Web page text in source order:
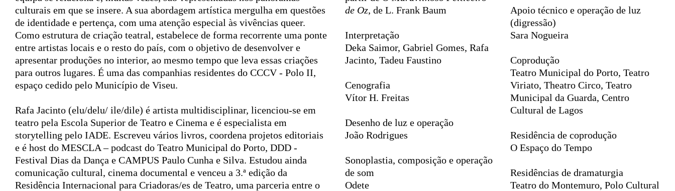
culturais em que se insere. A sua abordagem artística mergulha em questões
de identidade e pertença, com uma atenção especial às vivências queer.
Como estrutura de criação teatral, estabelece de forma recorrente uma ponte
entre artistas locais e o resto do país, com o objetivo de desenvolver e
apresentar produções no interior, ao mesmo tempo que leva essas criações
para outros lugares. É uma das companhias residentes do CCCV - Polo II,
espaço cedido pelo Município de Viseu.
Rafa Jacinto (elu/delu/ ile/dile) é artista multidisciplinar, licenciou-se em
teatro pela Escola Superior de Teatro e Cinema e é especialista em
storytelling pelo IADE. Escreveu vários livros, coordena projetos editoriais
e é host do MESCLA – podcast do Teatro Municipal do Porto, DDD -
Festival Dias da Dança e CAMPUS Paulo Cunha e Silva. Estudou ainda
comunicação cultural, cinema documental e venceu a 3.ª edição da
Residência Internacional para Criadoras/es de Teatro, uma parceria entre o
de Oz, de L. Frank Baum
Interpretação
Deka Saimor, Gabriel Gomes, Rafa
Jacinto, Tadeu Faustino
Cenografia
Vítor H. Freitas
Desenho de luz e operação
João Rodrigues
Sonoplastia, composição e operação
de som
Odete
Apoio técnico e operação de luz
(digressão)
Sara Nogueira
Coprodução
Teatro Municipal do Porto, Teatro
Viriato, Theatro Circo, Teatro
Municipal da Guarda, Centro
Cultural de Lagos
Residência de coprodução
O Espaço do Tempo
Residências de dramaturgia
Teatro do Montemuro, Polo Cultural